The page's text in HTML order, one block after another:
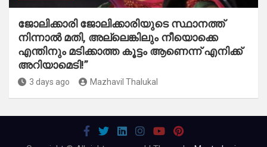
ജോലിക്കാരി ജോലിക്കാരിയുടെ സ്ഥാനത്ത്
നിന്നാൽ മതി, അല്ലെങ്കിലും നീയൊക്കെ
എന്തിനും മടിക്കാത്ത കൂട്ടം ആണെന്ന് എനിക്ക്
അറിയാമെടി!”
3 days ago Mazhavil Thalukal